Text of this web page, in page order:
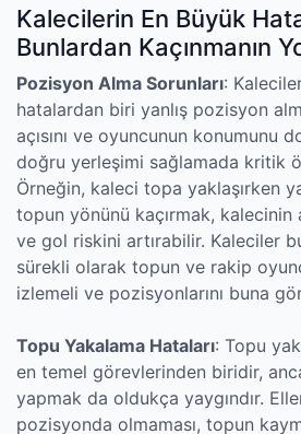
Kalecilerin En Büyük
Bunlardan Kaçınmanın
Pozisyon Alma Sorunları:
hatalardan biri yanlış pozisyon
açısını ve oyuncunun konumunu
doğru yerleşimi sağlamada kritik
Örneğin, kaleci topa yaklaşırken
topun yönünü kaçırmak, kalecinin
ve gol riskini artırabilir. Kaleciler
sürekli olarak topun ve rakip
izlemeli ve pozisyonlarını buna
Topu Yakalama Hataları: Topu
en temel görevlerinden biridir,
yapmak da oldukça yaygındır.
pozisyonda olmaması, topun